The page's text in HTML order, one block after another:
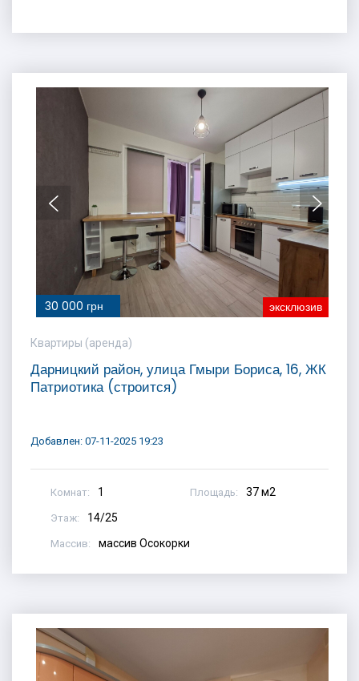
30 000 грн эксклюзив
Квартиры (аренда)
Дарницкий район, улица Гмыри Бориса, 16, ЖК
Патриотика (строится)
Добавлен: 07-11-2025 19:23
Комнат: 1 Площадь: 37 м2
Этаж: 14/25
Массив: массив Осокорки